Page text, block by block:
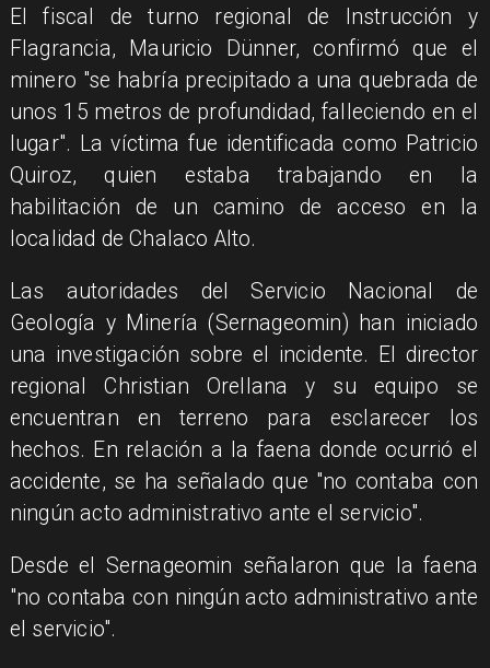
El fiscal de turno regional de Instrucción y
Flagrancia, Mauricio Dünner, confirmó que el
minero "se habría precipitado a una quebrada de
unos 15 metros de profundidad, falleciendo en el
lugar". La víctima fue identificada como Patricio
Quiroz, quien estaba trabajando en la
habilitación de un camino de acceso en la
localidad de Chalaco Alto.
Las autoridades del Servicio Nacional de
Geología y Minería (Sernageomin) han iniciado
una investigación sobre el incidente. El director
regional Christian Orellana y su equipo se
encuentran en terreno para esclarecer los
hechos. En relación a la faena donde ocurrió el
accidente, se ha señalado que "no contaba con
ningún acto administrativo ante el servicio".
Desde el Sernageomin señalaron que la faena
"no contaba con ningún acto administrativo ante
el servicio".